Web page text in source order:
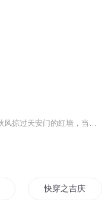
快穿之吉庆有余